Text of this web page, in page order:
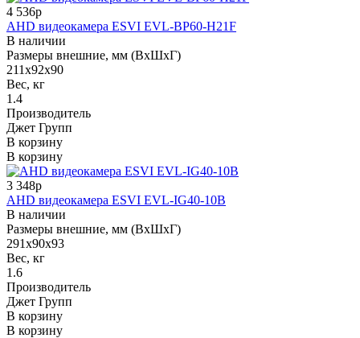
4 536р
AHD видеокамера ESVI EVL-BP60-H21F
В наличии
Размеры внешние, мм (ВхШхГ)
211x92x90
Вес, кг
1.4
Производитель
Джет Групп
В корзину
В корзину
3 348р
AHD видеокамера ESVI EVL-IG40-10B
В наличии
Размеры внешние, мм (ВхШхГ)
291х90х93
Вес, кг
1.6
Производитель
Джет Групп
В корзину
В корзину